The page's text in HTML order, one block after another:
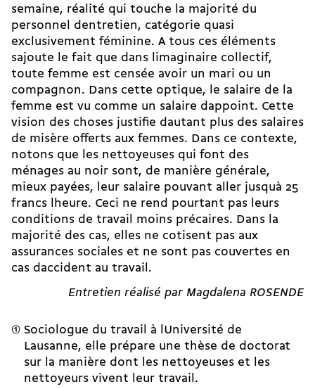
semaine, réalité qui touche la majorité du
personnel dentretien, catégorie quasi
exclusivement féminine. A tous ces éléments
sajoute le fait que dans limaginaire collectif,
toute femme est censée avoir un mari ou un
compagnon. Dans cette optique, le salaire de la
femme est vu comme un salaire dappoint. Cette
vision des choses justifie dautant plus des salaires
de misère offerts aux femmes. Dans ce contexte,
notons que les nettoyeuses qui font des
ménages au noir sont, de manière générale,
mieux payées, leur salaire pouvant aller jusquà 25
francs lheure. Ceci ne rend pourtant pas leurs
conditions de travail moins précaires. Dans la
majorité des cas, elles ne cotisent pas aux
assurances sociales et ne sont pas couvertes en
cas daccident au travail.
Entretien réalisé par Magdalena ROSENDE
Sociologue du travail à lUniversité de
Lausanne, elle prépare une thèse de doctorat
sur la manière dont les nettoyeuses et les
nettoyeurs vivent leur travail.